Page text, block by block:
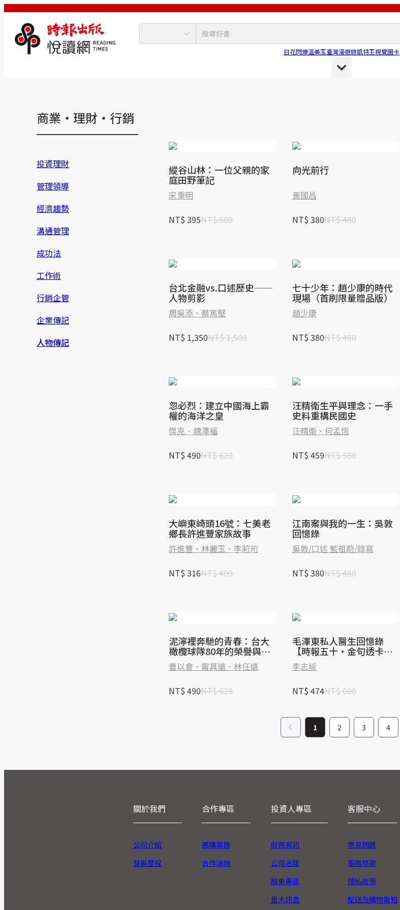
日花閃爍溫美玉臺灣漫遊錄凱特王視覺圖卡
商業‧理財‧行銷
投資理財
管理領導
經濟趨勢
溝通管理
成功法
工作術
行銷企管
企業傳記
人物傳記
縱谷山林：一位父親的家
庭田野筆記
宋秉明
NT$ 395NT$ 500
向光前行
黃國昌
NT$ 380NT$ 480
台北金融vs.口述歷史──
人物剪影
周吳添、蔡篤堅
NT$ 1,350NT$ 1,500
七十少年：趙少康的時代
現場（首刷限量贈品版）
趙少康
NT$ 380NT$ 480
忽必烈：建立中國海上霸
權的海洋之皇
傑克．魏澤福
NT$ 490NT$ 620
汪精衛生平與理念：一手
史料重構民國史
汪精衛、何孟恆
NT$ 459NT$ 580
大嶼東崎頭16號：七美老
鄉長許進豐家族故事
許進豐、林麗玉、李莉珩
NT$ 316NT$ 400
江南案與我的一生：吳敦
回憶錄
吳敦/口述 藍祖蔚/錄寫
NT$ 380NT$ 480
泥濘裡奔馳的青春：台大
橄欖球隊80年的榮譽與傳
承
曹以會、甯其遠、林任遠
NT$ 490NT$ 620
毛澤東私人醫生回憶錄
【時報五十‧金句透卡組
限量版】
李志綏
NT$ 474NT$ 600
1 2 3 4
關於我們
公司介紹
發展歷程
合作專區
團購業務
合作洽詢
投資人專區
財務資訊
公司治理
股東專區
重大訊息
客服中心
常見問題
服務條款
隱私政策
配送及購物需知